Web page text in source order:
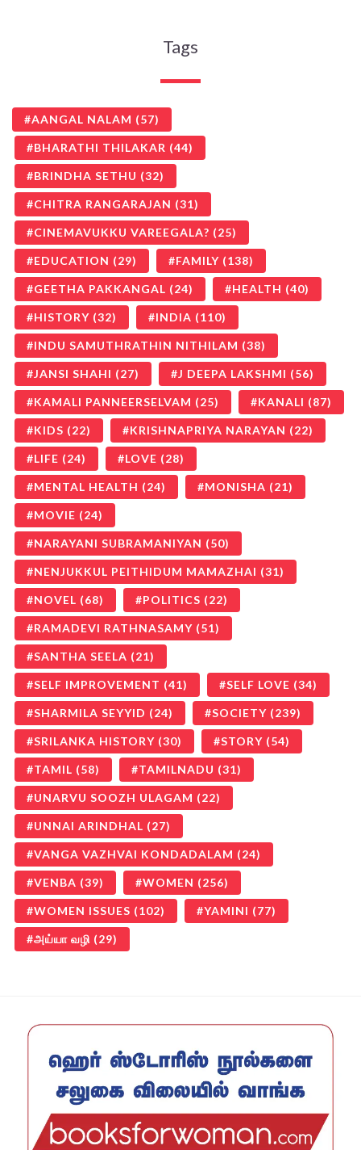
Tags
AANGAL NALAM (57)
BHARATHI THILAKAR (44)
BRINDHA SETHU (32)
CHITRA RANGARAJAN (31)
CINEMAVUKKU VAREEGALA? (25)
EDUCATION (29) FAMILY (138)
GEETHA PAKKANGAL (24) HEALTH (40)
HISTORY (32) INDIA (110)
INDU SAMUTHRATHIN NITHILAM (38)
JANSI SHAHI (27) J DEEPA LAKSHMI (56)
KAMALI PANNEERSELVAM (25) KANALI (87)
KIDS (22) KRISHNAPRIYA NARAYAN (22)
LIFE (24) LOVE (28)
MENTAL HEALTH (24) MONISHA (21)
MOVIE (24)
NARAYANI SUBRAMANIYAN (50)
NENJUKKUL PEITHIDUM MAMAZHAI (31)
NOVEL (68) POLITICS (22)
RAMADEVI RATHNASAMY (51)
SANTHA SEELA (21)
SELF IMPROVEMENT (41) SELF LOVE (34)
SHARMILA SEYYID (24) SOCIETY (239)
SRILANKA HISTORY (30) STORY (54)
TAMIL (58) TAMILNADU (31)
UNARVU SOOZH ULAGAM (22)
UNNAI ARINDHAL (27)
VANGA VAZHVAI KONDADALAM (24)
VENBA (39) WOMEN (256)
WOMEN ISSUES (102) YAMINI (77)
அய்யா வழி (29)